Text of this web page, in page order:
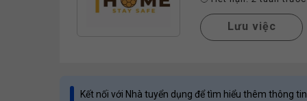
Lưu việc
Kết nối với Nhà tuyển dụng để tìm hiểu thêm thông